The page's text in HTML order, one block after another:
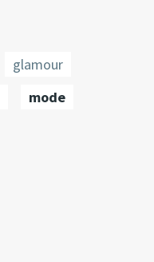
glamour
mode